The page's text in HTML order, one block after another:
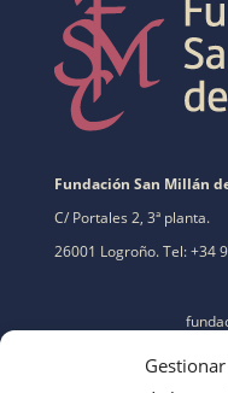
Fundación San Millán
C/ Portales 2, 3ª planta.
26001 Logroño. Tel: +34